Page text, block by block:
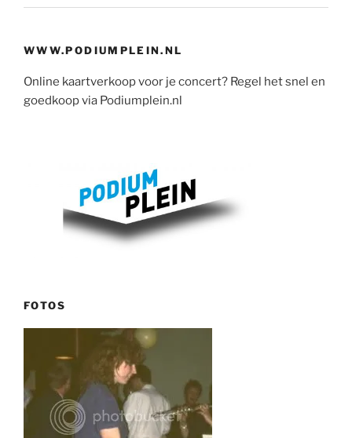
WWW.PODIUMPLEIN.NL
Online kaartverkoop voor je concert? Regel het snel en
goedkoop via Podiumplein.nl
FOTOS